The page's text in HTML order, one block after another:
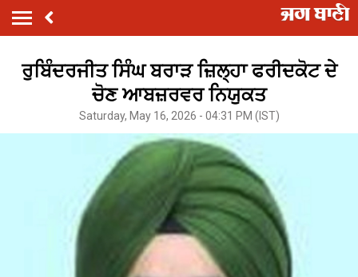
ਰੁਬਿੰਦਰਜੀਤ ਸਿੰਘ ਬਰਾੜ ਜ਼ਿਲ੍ਹਾ ਫਰੀਦਕੋਟ ਦੇ
ਚੋਣ ਆਬਜ਼ਰਵਰ ਨਿਯੁਕਤ
Saturday, May 16, 2026 - 04:31 PM (IST)